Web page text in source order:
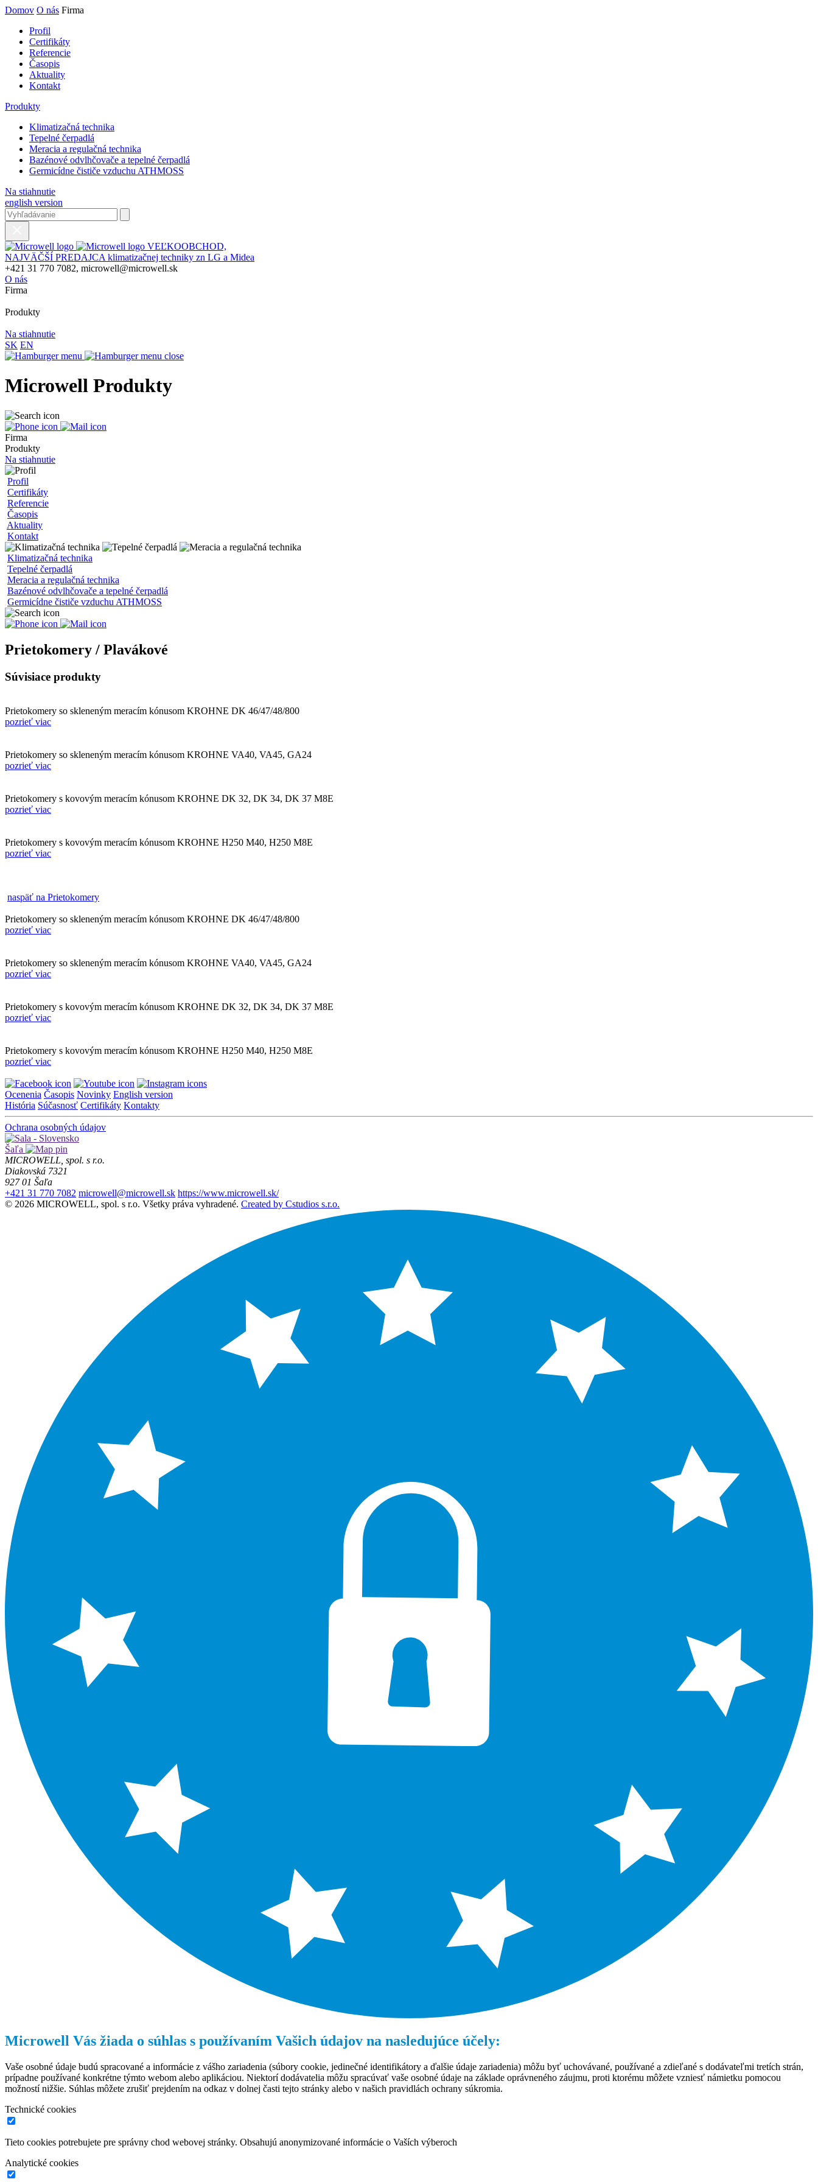
Domov O nás Firma
Profil
Certifikáty
Referencie
Časopis
Aktuality
Kontakt
Produkty
Klimatizačná technika
Tepelné čerpadlá
Meracia a regulačná technika
Bazénové odvlhčovače a tepelné čerpadlá
Germicídne čističe vzduchu ATHMOSS
Na stiahnutie
english version
VEĽKOOBCHOD,
NAJVÄČŠÍ PREDAJCA klimatizačnej techniky zn LG a Midea
+421 31 770 7082, microwell@microwell.sk
O nás
Firma
Produkty
Na stiahnutie
SK EN
Microwell Produkty
Firma
Produkty
Na stiahnutie
Profil
Certifikáty
Referencie
Časopis
Aktuality
Kontakt
Klimatizačná technika
Tepelné čerpadlá
Meracia a regulačná technika
Bazénové odvlhčovače a tepelné čerpadlá
Germicídne čističe vzduchu ATHMOSS
Prietokomery / Plavákové
Súvisiace produkty
Prietokomery so skleneným meracím kónusom KROHNE DK 46/47/48/800
pozrieť viac
Prietokomery so skleneným meracím kónusom KROHNE VA40, VA45, GA24
pozrieť viac
Prietokomery s kovovým meracím kónusom KROHNE DK 32, DK 34, DK 37 M8E
pozrieť viac
Prietokomery s kovovým meracím kónusom KROHNE H250 M40, H250 M8E
pozrieť viac
naspäť na Prietokomery
Prietokomery so skleneným meracím kónusom KROHNE DK 46/47/48/800
pozrieť viac
Prietokomery so skleneným meracím kónusom KROHNE VA40, VA45, GA24
pozrieť viac
Prietokomery s kovovým meracím kónusom KROHNE DK 32, DK 34, DK 37 M8E
pozrieť viac
Prietokomery s kovovým meracím kónusom KROHNE H250 M40, H250 M8E
pozrieť viac
Ocenenia Časopis Novinky English version
História Súčasnosť Certifikáty Kontakty
Ochrana osobných údajov
Šaľa
MICROWELL, spol. s r.o.
Diakovská 7321
927 01 Šaľa
+421 31 770 7082 microwell@microwell.sk https://www.microwell.sk/
© 2026 MICROWELL, spol. s r.o. Všetky práva vyhradené. Created by Cstudios s.r.o.
Microwell Vás žiada o súhlas s používaním Vašich údajov na nasledujúce účely:
Vaše osobné údaje budú spracované a informácie z vášho zariadenia (súbory cookie, jedinečné identifikátory a ďalšie údaje zariadenia) môžu byť uchovávané, používané a zdieľané s dodávateľmi tretích strán,
prípadne používané konkrétne týmto webom alebo aplikáciou. Niektorí dodávatelia môžu spracúvať vaše osobné údaje na základe oprávneného záujmu, proti ktorému môžete vzniesť námietku pomocou
možností nižšie. Súhlas môžete zrušiť prejdením na odkaz v dolnej časti tejto stránky alebo v našich pravidlách ochrany súkromia.
Technické cookies
Tieto cookies potrebujete pre správny chod webovej stránky. Obsahujú anonymizované informácie o Vaších výberoch
Analytické cookies